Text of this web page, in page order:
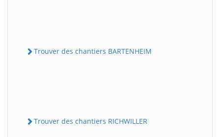
Trouver des chantiers BARTENHEIM
Trouver des chantiers RICHWILLER